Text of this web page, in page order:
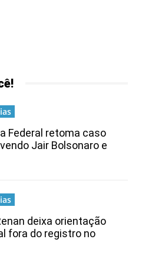
Federal retoma caso
Jair Bolsonaro e
deixa orientação
fora do registro no